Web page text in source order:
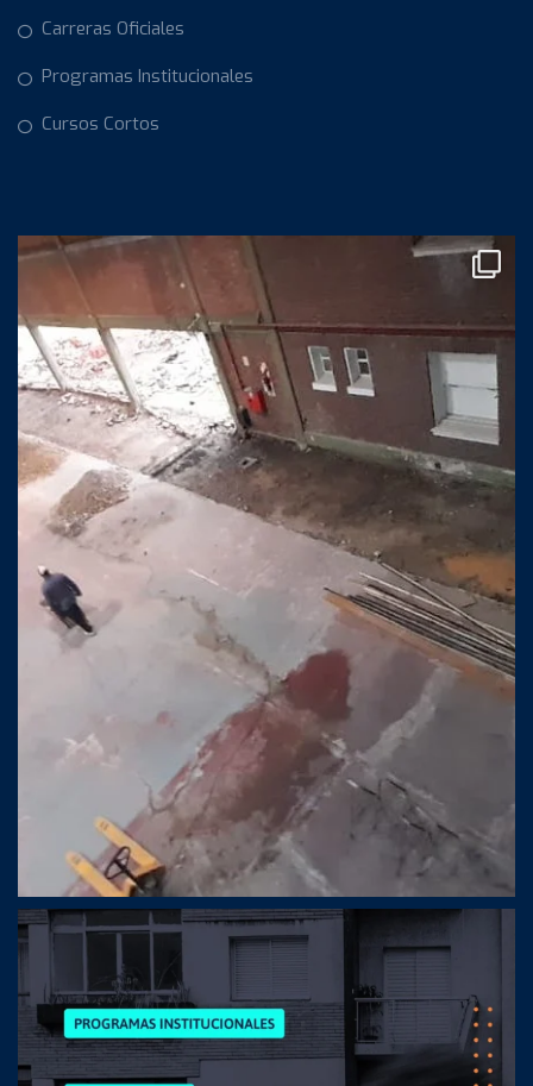
Carreras Oficiales
Programas Institucionales
Cursos Cortos